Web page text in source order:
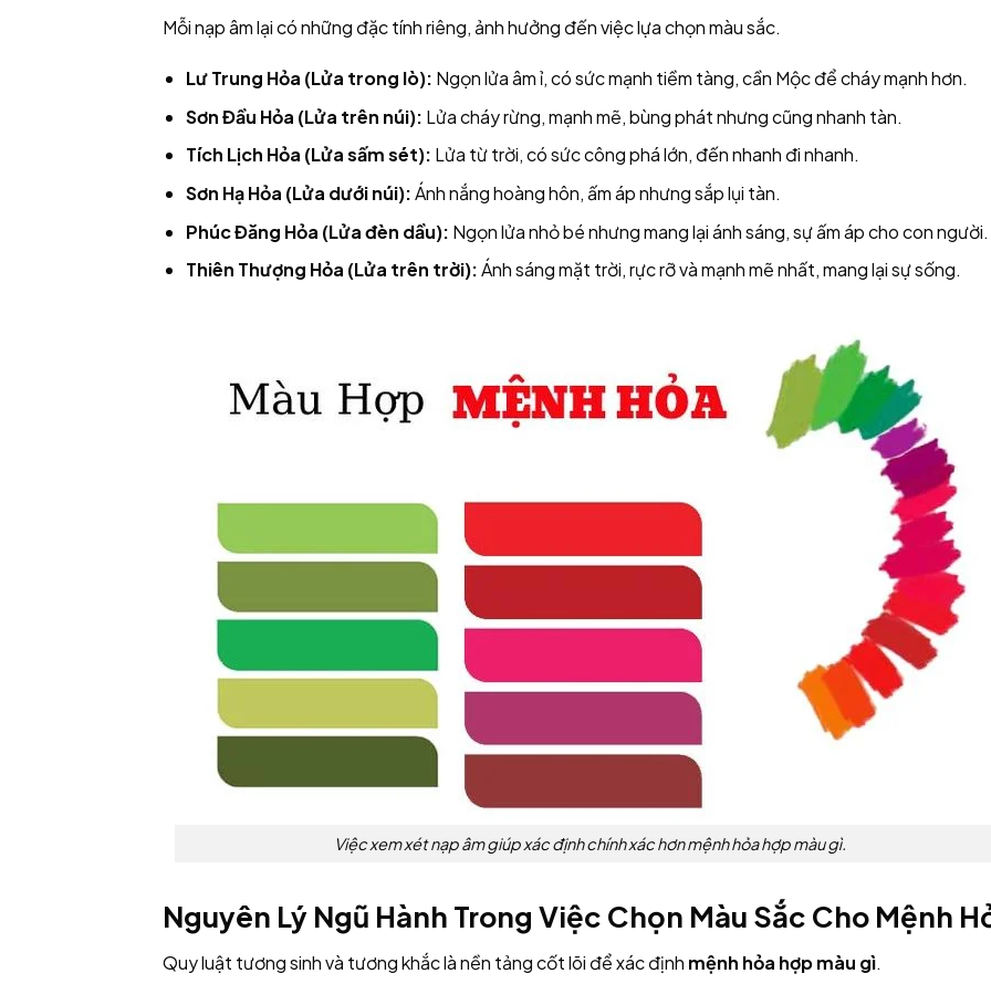
Mỗi nạp âm lại có những đặc tính riêng, ảnh hưởng đến việc lựa chọn màu sắc.
Lư Trung Hỏa (Lửa trong lò): Ngọn lửa âm ỉ, có sức mạnh tiềm tàng, cần Mộc để cháy mạnh hơn.
Sơn Đầu Hỏa (Lửa trên núi): Lửa cháy rừng, mạnh mẽ, bùng phát nhưng cũng nhanh tàn.
Tích Lịch Hỏa (Lửa sấm sét): Lửa từ trời, có sức công phá lớn, đến nhanh đi nhanh.
Sơn Hạ Hỏa (Lửa dưới núi):Ánh nắng hoàng hôn, ấm áp nhưng sắp lụi tàn.
Phúc Đăng Hỏa (Lửa đèn dầu): Ngọn lửa nhỏ bé nhưng mang lại ánh sáng, sự ấm áp cho con người.
Thiên Thượng Hỏa (Lửa trên trời):Ánh sáng mặt trời, rực rỡ và mạnh mẽ nhất, mang lại sự sống.
Việc xem xét nạp âm giúp xác định chính xác hơn mệnh hỏa hợp màu gì.
Nguyên Lý Ngũ Hành Trong Việc Chọn Màu Sắc Cho Mệnh
Quy luật tương sinh và tương khắc là nền tảng cốt lõi để xác định mệnh hỏa hợp màu gì.